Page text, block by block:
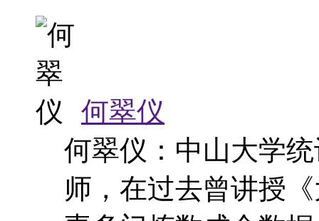
何翠仪
何翠仪：中山大学
师，在过去曾讲授